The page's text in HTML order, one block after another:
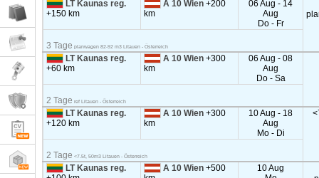
LT Kaunas reg.
+150 km
A 10 Wien+200
km
06 Aug - 14
Aug
Do - Fr
3 Tage planwagen 82-92 m3 Litauen - Österreich
LT Kaunas reg.
+60 km
A 10 Wien+300
km
06 Aug - 08
Aug
Do - Sa
2 Tage ref Litauen - Österreich
LT Kaunas reg.
+120 km
A 10 Wien+300
km
10 Aug - 18
Aug
Mo - Di
2 Tage <7.5t, 50m3 Litauen - Österreich
LT Kaunas reg.
A 10 Wien+500
10 Aug